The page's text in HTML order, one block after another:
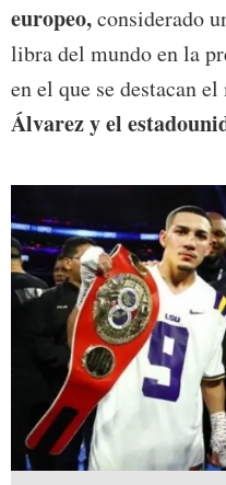
europeo,considerado
libra del mundo en la
en el que se destacan
Álvarez y el